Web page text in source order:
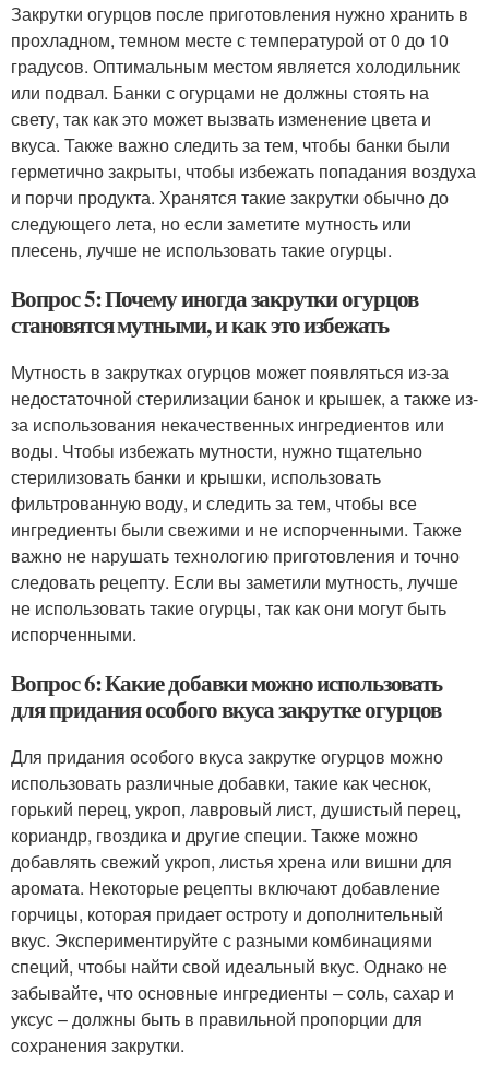
Закрутки огурцов после приготовления нужно хранить в
прохладном, темном месте с температурой от 0 до 10
градусов. Оптимальным местом является холодильник
или подвал. Банки с огурцами не должны стоять на
свету, так как это может вызвать изменение цвета и
вкуса. Также важно следить за тем, чтобы банки были
герметично закрыты, чтобы избежать попадания воздуха
и порчи продукта. Хранятся такие закрутки обычно до
следующего лета, но если заметите мутность или
плесень, лучше не использовать такие огурцы.
Вопрос 5: Почему иногда закрутки огурцов
становятся мутными, и как это избежать
Мутность в закрутках огурцов может появляться из-за
недостаточной стерилизации банок и крышек, а также из-
за использования некачественных ингредиентов или
воды. Чтобы избежать мутности, нужно тщательно
стерилизовать банки и крышки, использовать
фильтрованную воду, и следить за тем, чтобы все
ингредиенты были свежими и не испорченными. Также
важно не нарушать технологию приготовления и точно
следовать рецепту. Если вы заметили мутность, лучше
не использовать такие огурцы, так как они могут быть
испорченными.
Вопрос 6: Какие добавки можно использовать
для придания особого вкуса закрутке огурцов
Для придания особого вкуса закрутке огурцов можно
использовать различные добавки, такие как чеснок,
горький перец, укроп, лавровый лист, душистый перец,
кориандр, гвоздика и другие специи. Также можно
добавлять свежий укроп, листья хрена или вишни для
аромата. Некоторые рецепты включают добавление
горчицы, которая придает остроту и дополнительный
вкус. Экспериментируйте с разными комбинациями
специй, чтобы найти свой идеальный вкус. Однако не
забывайте, что основные ингредиенты – соль, сахар и
уксус – должны быть в правильной пропорции для
сохранения закрутки.